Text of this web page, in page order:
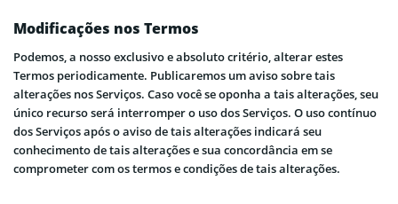
Modificações nos Termos
Podemos, a nosso exclusivo e absoluto critério, alterar estes
Termos periodicamente. Publicaremos um aviso sobre tais
alterações nos Serviços. Caso você se oponha a tais alterações, seu
único recurso será interromper o uso dos Serviços. O uso contínuo
dos Serviços após o aviso de tais alterações indicará seu
conhecimento de tais alterações e sua concordância em se
comprometer com os termos e condições de tais alterações.